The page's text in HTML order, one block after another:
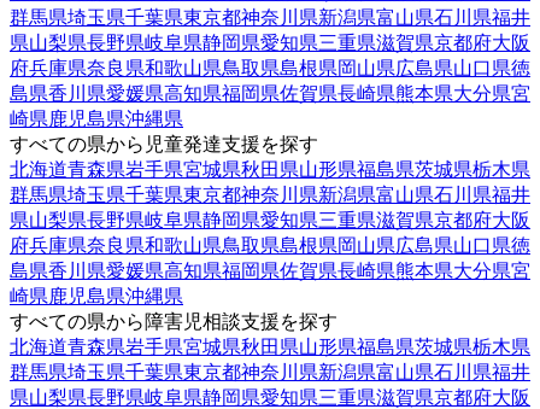
群馬県埼玉県千葉県東京都神奈川県新潟県富山県石川県福井
県山梨県長野県岐阜県静岡県愛知県三重県滋賀県京都府大阪
府兵庫県奈良県和歌山県鳥取県島根県岡山県広島県山口県徳
島県香川県愛媛県高知県福岡県佐賀県長崎県熊本県大分県宮
崎県鹿児島県沖縄県
すべての県から児童発達支援を探す
北海道青森県岩手県宮城県秋田県山形県福島県茨城県栃木県
群馬県埼玉県千葉県東京都神奈川県新潟県富山県石川県福井
県山梨県長野県岐阜県静岡県愛知県三重県滋賀県京都府大阪
府兵庫県奈良県和歌山県鳥取県島根県岡山県広島県山口県徳
島県香川県愛媛県高知県福岡県佐賀県長崎県熊本県大分県宮
崎県鹿児島県沖縄県
すべての県から障害児相談支援を探す
北海道青森県岩手県宮城県秋田県山形県福島県茨城県栃木県
群馬県埼玉県千葉県東京都神奈川県新潟県富山県石川県福井
県山梨県長野県岐阜県静岡県愛知県三重県滋賀県京都府大阪